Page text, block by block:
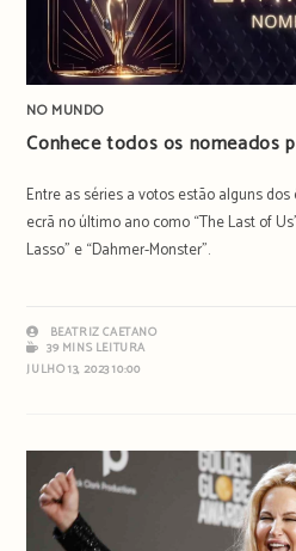
NO MUNDO
Conhece todos os nomeados
Entre as séries a votos estão alguns
ecrã no último ano como “The Last of
Lasso” e “Dahmer-Monster”.
BEATRIZ CAETANO
39 MINS LEITURA
JULHO 13, 2023 10:00